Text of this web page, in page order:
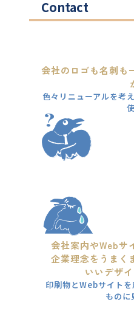
Contact
会社のロゴも名刺も
色々リニューアルを考
会社案内やWebサ
企業理念をうまく
いいデザ
印刷物とWebサイト
ものに